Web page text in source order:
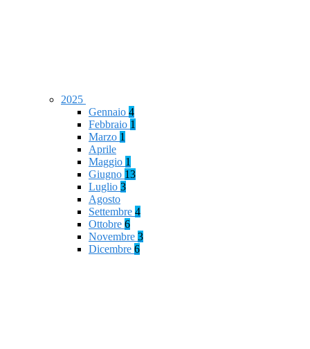
2025
Gennaio 4
Febbraio 1
Marzo 1
Aprile
Maggio 1
Giugno 13
Luglio 3
Agosto
Settembre 4
Ottobre 6
Novembre 3
Dicembre 6